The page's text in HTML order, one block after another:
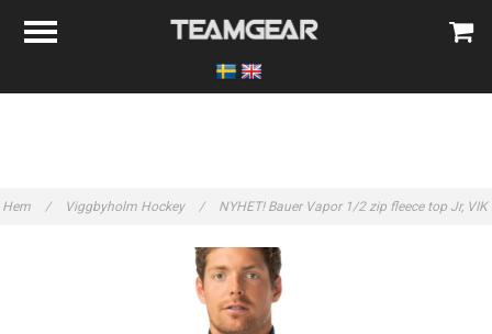
Hem / Viggbyholm Hockey / NYHET! Bauer Vapor 1/2 zip fleece top Jr, VIK